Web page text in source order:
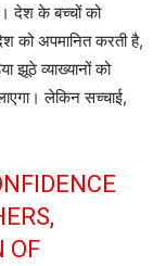
देश के बच्चों को
को अपमानित करती है,
झूठे व्याख्यानों को
लेकिन सच्चाई,
OF